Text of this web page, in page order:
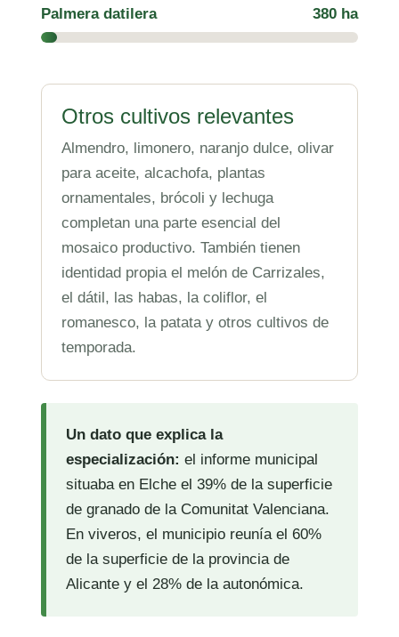
Palmera datilera 380 ha
Otros cultivos relevantes
Almendro, limonero, naranjo dulce, olivar
para aceite, alcachofa, plantas
ornamentales, brócoli y lechuga
completan una parte esencial del
mosaico productivo. También tienen
identidad propia el melón de Carrizales,
el dátil, las habas, la coliflor, el
romanesco, la patata y otros cultivos de
temporada.
Un dato que explica la
especialización: el informe municipal
situaba en Elche el 39% de la superficie
de granado de la Comunitat Valenciana.
En viveros, el municipio reunía el 60%
de la superficie de la provincia de
Alicante y el 28% de la autonómica.